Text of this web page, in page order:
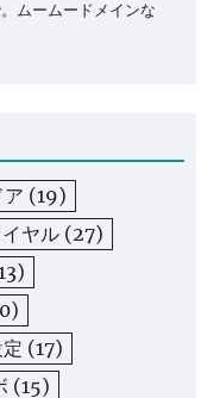
ムームードメインな
(19)
ヤル (27)
(17)
(15)